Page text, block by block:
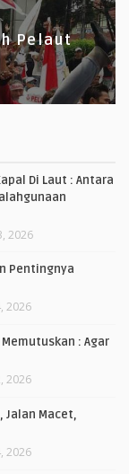
Pelaut
Di Laut : Antara
2026
Pentingnya
2026
Memutuskan : Agar
2026
Jalan Macet,
2026